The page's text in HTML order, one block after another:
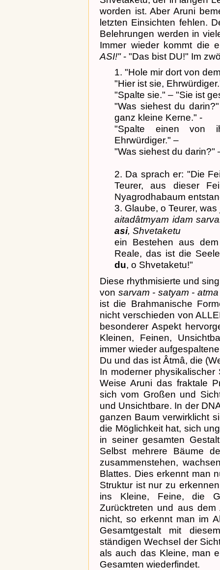
worden ist. Aber Aruni
letzten Einsichten fehlen.
Belehrungen werden in
Immer wieder kommt die
ASI!"- "Das bist DU!" Im
1. "Hole mir dort von
"Hier ist sie,
"Spalte sie." – "Sie ist
"Was siehest du
ganz kleine Kerne." -
"Spalte einen von
Ehrwürdiger." –
"Was siehest du darin?"
2. Da sprach er: "Die
Teurer, aus dieser
Nyagrodhabaum
3. Glaube, o Teurer,
aitadâtmyam idam
asi, Shvetaketu
ein Bestehen aus
Reale, das ist die
du, o Shvetaketu!"
Diese rhythmisierte und
von sarvam - satyam -
ist die Brahmanische
nicht verschieden von
besonderer Aspekt
Kleinen, Feinen,
immer wieder
Du und das ist Âtmâ, die
In moderner
Weise Aruni das fraktale
sich vom Großen und
und Unsichtbare. In der
ganzen Baum verwirklicht
die Möglichkeit hat, sich
in seiner gesamten
Selbst mehrere Bäume
zusammenstehen,
Blattes. Dies erkennt man
Struktur ist nur zu
ins Kleine, Feine, die
Zurücktreten und aus
nicht, so erkennt man im
Gesamtgestalt mit
ständigen Wechsel der
als auch das Kleine, man
Gesamten wiederfindet.